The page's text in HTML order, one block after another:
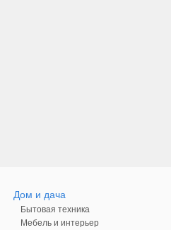
Дом и дача
Бытовая техника
Мебель и интерьер